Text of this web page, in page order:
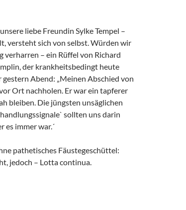
liebe Freundin Sylke Tempel –
versteht sich von selbst. Würden wir
verharren – ein Rüffel von Richard
der krankheitsbedingt heute
Abend: „Meinen Abschied von
Ort nachholen. Er war ein tapferer
bleiben. Die jüngsten unsäglichen
sollten uns darin
es immer war.´
pathetisches Fäustegeschüttel:
jedoch – Lotta continua.